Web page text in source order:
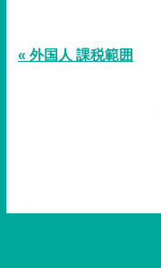
« 外国人 課税範囲